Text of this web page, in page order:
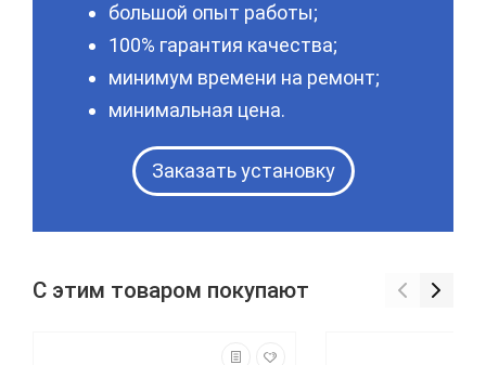
большой опыт работы;
100% гарантия качества;
минимум времени на ремонт;
минимальная цена.
Заказать установку
С этим товаром покупают